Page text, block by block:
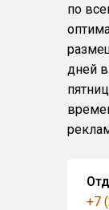
по
дней
+7